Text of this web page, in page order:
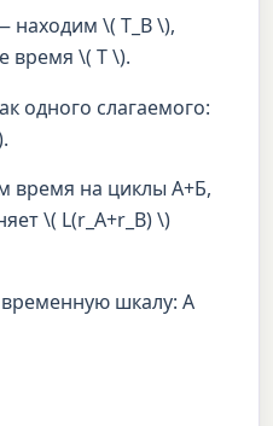
находим \( T_B \),
время \( T \).
одного слагаемого:
время на циклы А+Б,
\( L(r_A+r_B) \)
шкалу: А